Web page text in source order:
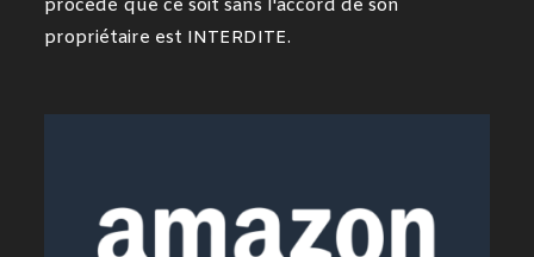
procédé que ce soit sans l'accord de son
propriétaire est INTERDITE.